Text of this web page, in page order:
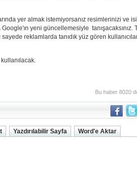
yer almak istemiyorsanız resimlerinizi ve
yeni güncellemesiyle tanışacaksınız.
reklamlarda tanıdık yüz gören
Bu haber 8020
Yazdırılabilir Sayfa Word'e Aktar